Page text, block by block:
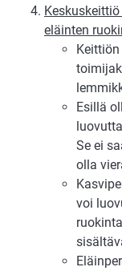
eläinten
Esillä
Se ei
olla
voi